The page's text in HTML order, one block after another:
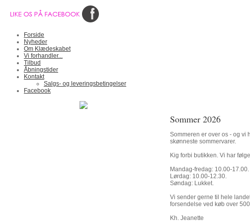
Forside
Nyheder
Om Klædeskabet
Vi forhandler...
Tilbud
Åbningstider
Kontakt
Salgs- og leveringsbetingelser
Facebook
Sommer 2026
Sommeren er over os - og vi
skønneste sommervarer.
Kig forbi butikken. Vi har
Mandag-fredag: 10.00-17.00.
Lørdag: 10.00-12.30.
Søndag: Lukket.
Vi sender gerne til hele
forsendelse ved køb over
Kh. Jeanette